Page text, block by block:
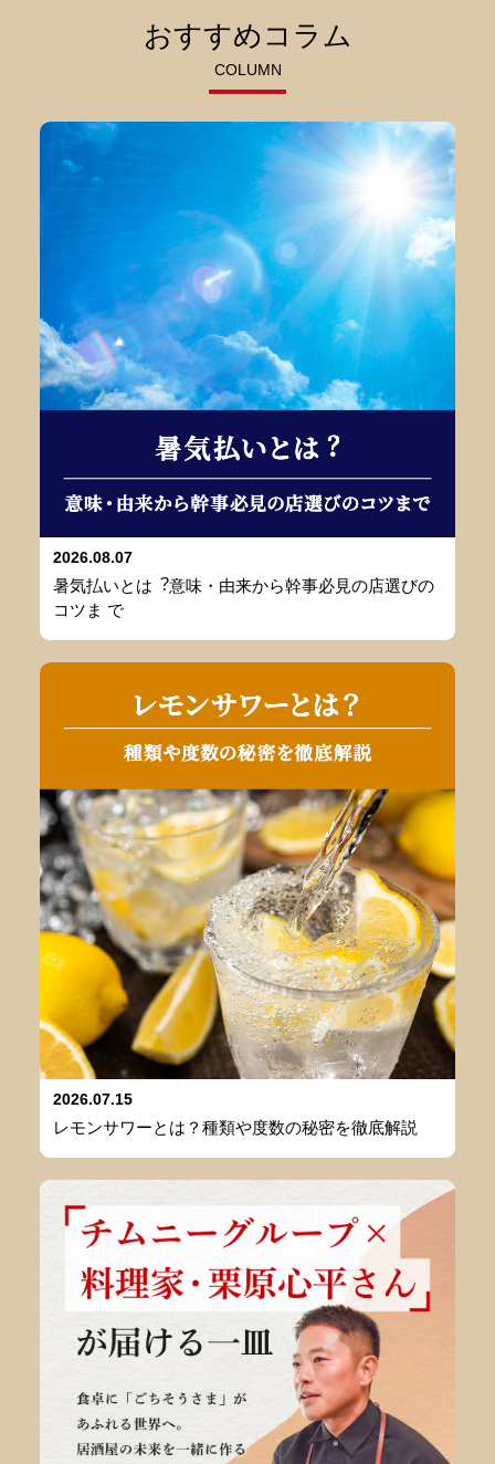
おすすめコラム
COLUMN
2026.08.07
暑気払いとは︖意味・由来から幹事必⾒の店選びの
コツま で
2026.07.15
レモンサワーとは？種類や度数の秘密を徹底解説